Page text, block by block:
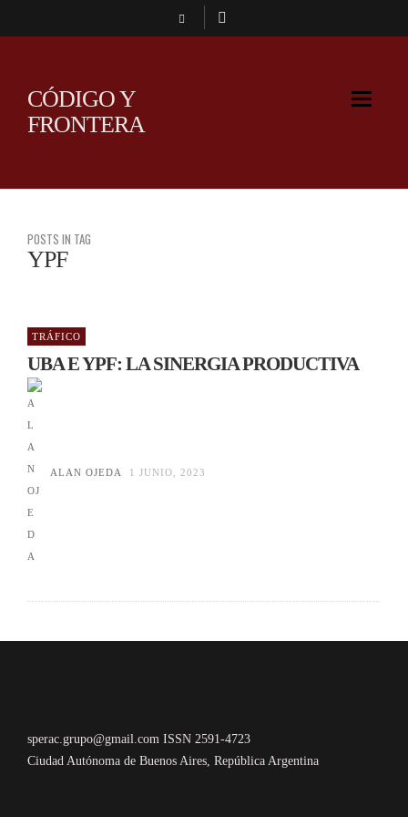
CÓDIGO Y
FRONTERA
POSTS IN TAG
YPF
TRÁFICO
UBA E YPF: LA SINERGIA PRODUCTIVA
ALAN OJEDA 1 JUNIO, 2023
sperac.grupo@gmail.com ISSN 2591-4723
Ciudad Autónoma de Buenos Aires, República Argentina